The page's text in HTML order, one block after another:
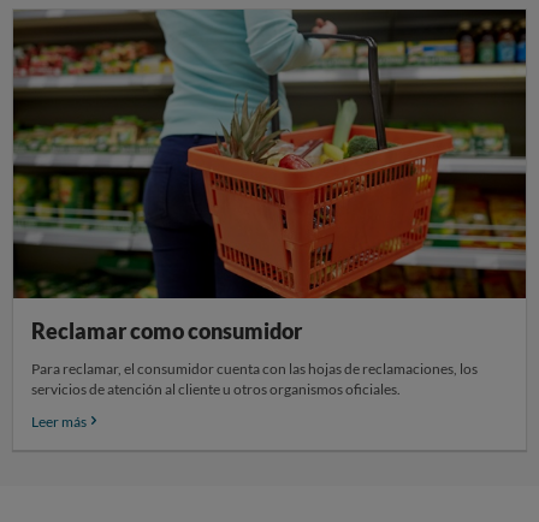
Reclamar como consumidor
Para reclamar, el consumidor cuenta con las hojas de reclamaciones, los
servicios de atención al cliente u otros organismos oficiales.
Leer más